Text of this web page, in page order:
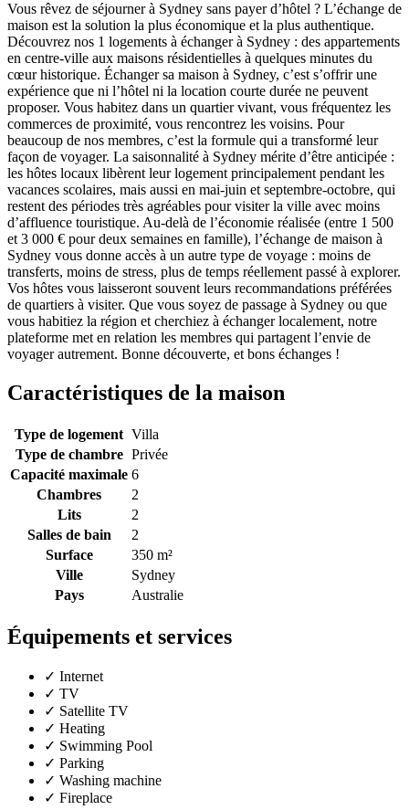
Vous rêvez de séjourner à Sydney sans payer d’hôtel ? L’échange de
maison est la solution la plus économique et la plus authentique.
Découvrez nos 1 logements à échanger à Sydney : des appartements
en centre-ville aux maisons résidentielles à quelques minutes du
cœur historique. Échanger sa maison à Sydney, c’est s’offrir une
expérience que ni l’hôtel ni la location courte durée ne peuvent
proposer. Vous habitez dans un quartier vivant, vous fréquentez les
commerces de proximité, vous rencontrez les voisins. Pour
beaucoup de nos membres, c’est la formule qui a transformé leur
façon de voyager. La saisonnalité à Sydney mérite d’être anticipée :
les hôtes locaux libèrent leur logement principalement pendant les
vacances scolaires, mais aussi en mai-juin et septembre-octobre, qui
restent des périodes très agréables pour visiter la ville avec moins
d’affluence touristique. Au-delà de l’économie réalisée (entre 1 500
et 3 000 € pour deux semaines en famille), l’échange de maison à
Sydney vous donne accès à un autre type de voyage : moins de
transferts, moins de stress, plus de temps réellement passé à explorer.
Vos hôtes vous laisseront souvent leurs recommandations préférées
de quartiers à visiter. Que vous soyez de passage à Sydney ou que
vous habitiez la région et cherchiez à échanger localement, notre
plateforme met en relation les membres qui partagent l’envie de
voyager autrement. Bonne découverte, et bons échanges !
Caractéristiques de la maison
Type de logement Villa
Type de chambre Privée
Capacité maximale 6
Chambres
2
Lits
2
Salles de bain
2
Surface
350 m²
Ville
Sydney
Pays
Australie
Équipements et services
✓ Internet
✓ TV
✓ Satellite TV
✓ Heating
✓ Swimming Pool
✓ Parking
✓ Washing machine
✓ Fireplace